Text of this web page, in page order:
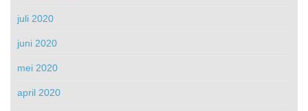
juli 2020
juni 2020
mei 2020
april 2020